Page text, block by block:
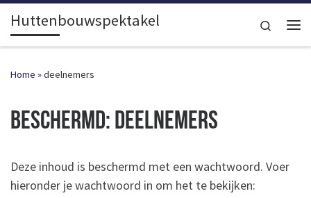
Ga naar inhoud
Huttenbouwspektakel
Search
Home »deelnemers
Beschermd: deelnemers
Deze inhoud is beschermd met een wachtwoord. Voer
hieronder je wachtwoord in om het te bekijken: